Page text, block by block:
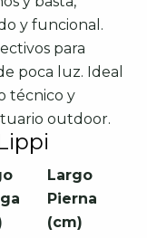
y funcional.
para
poca luz. Ideal
técnico y
outdoor.
Largo
Pierna
(cm)